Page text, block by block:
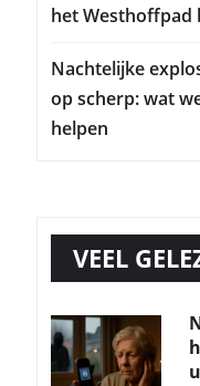
het Westhoffpad
Nachtelijke
op scherp: wat
helpen
VEEL